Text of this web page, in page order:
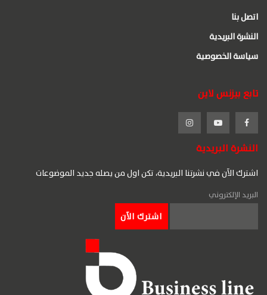
اتصل بنا
النشرة البريدية
سياسة الخصوصية
تابع بيزنس لاين
النشرة البريدية
اشترك الآن في نشرتنا البريدية، تكن اول من يصله جديد الموضوعات
البريد الإلكتروني